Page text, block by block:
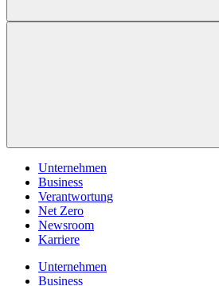
Unternehmen
Business
Verantwortung
Net Zero
Newsroom
Karriere
Unternehmen
Business